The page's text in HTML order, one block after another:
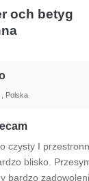
och betyg
Polska
czysty I
blisko.
bardzo